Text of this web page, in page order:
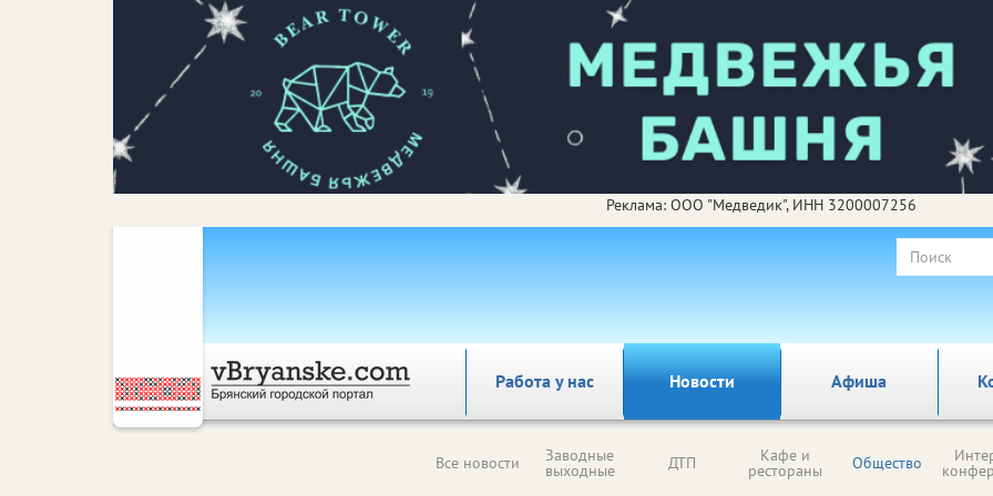
Реклама: ООО "Медведик", ИНН 3200007256
Работа у нас Новости Афиша
Все новости Заводные
выходные ДТП Кафе и
рестораны Общество